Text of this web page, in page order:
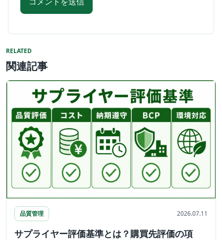
RELATED
関連記事
品質管理 2026.07.11
サプライヤー評価基準とは？購買先評価の項